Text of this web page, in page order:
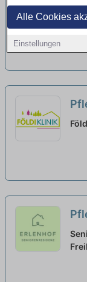
Alle Cookies
Einstellungen
–